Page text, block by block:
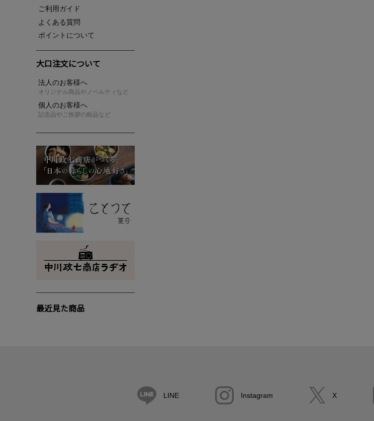
ご利用ガイド
よくある質問
ポイントについて
大口注文について
法人のお客様へ
オリジナル商品やノベルティなど
個人のお客様へ
記念品やご挨拶の粗品など
最近見た商品
LINE Instagram X